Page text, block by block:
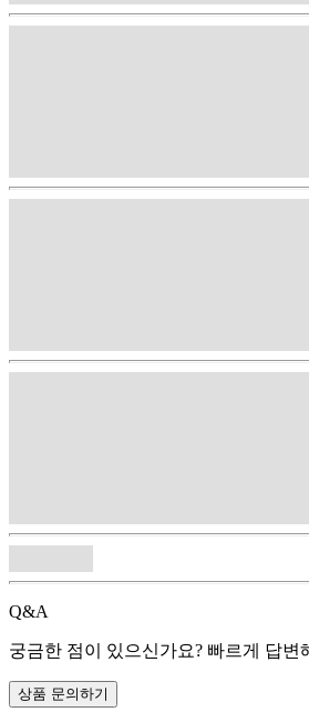
Q&A
궁금한 점이 있으신가요? 빠르게 답변
상품 문의하기